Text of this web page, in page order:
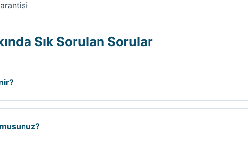
Sık Sorulan Sorular
konumuna, tıkanıklığın tipine, işin zorluğuna ve kullanılacak